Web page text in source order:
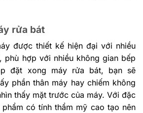
rửa bát
được thiết kế hiện đại với nhiều
phù hợp với nhiều không gian bếp
đặt xong máy rửa bát, bạn sẽ
phần thân máy hay chiếm không
thấy mặt trước của máy. Với đặc
có tính thẩm mỹ cao tạo nên